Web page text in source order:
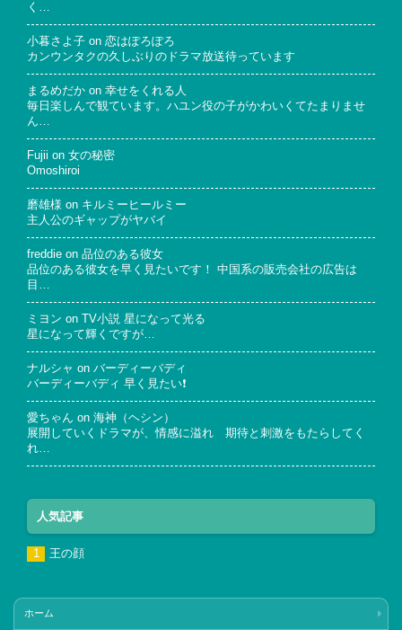
く…
小暮さよ子 on 恋はぽろぽろ
カンウンタクの久しぶりのドラマ放送待っています
まるめだか on 幸せをくれる人
毎日楽しんで観ています。ハユン役の子がかわいくてたまりませ
ん…
Fujii on 女の秘密
Omoshiroi
磨雄様 on キルミーヒールミー
主人公のギャップがヤバイ
freddie on 品位のある彼女
品位のある彼女を早く見たいです！ 中国系の販売会社の広告は
目…
ミヨン on
TV小説 星になって光る
星になって輝くですが…
ナルシャ on バーディーバディ
バーディーバディ 早く見たい❗
愛ちゃん on 海神（ヘシン）
展開していくドラマが、情感に溢れ 期待と刺激をもたらしてく
れ…
人気記事
王の顔
ホーム